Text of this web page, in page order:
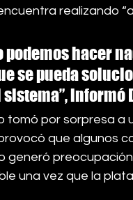
realizando
hacer
se pueda
informó
tomó por sorpresa a
que algunos
generó
una vez que la